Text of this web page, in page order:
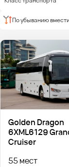
По убыванию
Golden Dragon
6XML6129
Cruiser
55 мест